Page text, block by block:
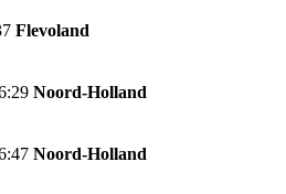
Flevoland
Noord-Holland
Noord-Holland